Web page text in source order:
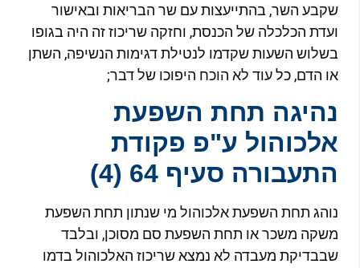
השר, בהתייעצות עם שר הבריאות ובאישור
הכלכלה של הכנסת, וחזקה שריכוז זה היה בגופו
השעות שקדמו לנטילת דגימות הנשיפה, השתן
הדם, כל עוד לא הוכח היפוכו של דבר;
תחת השפעת
ע"פ פקודת
סעיף 64 (4)
תחת השפעת אלכוהול מי שנתון תחת השפעת
משכר או תחת השפעת סם מסוכן, ובלבד
מעבדה לא נמצא שריכוז האלכוהול בדמו